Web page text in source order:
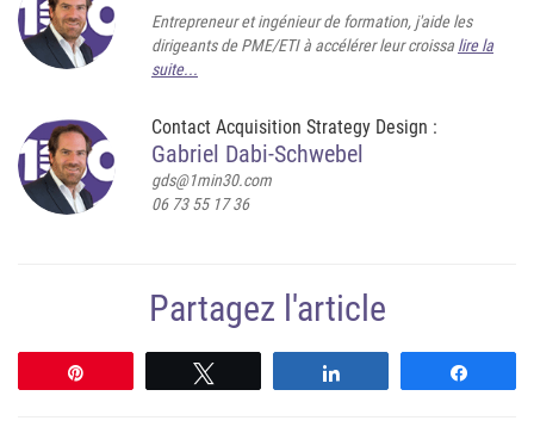
Entrepreneur et ingénieur de formation, j'aide les
dirigeants de PME/ETI à accélérer leur croissa lire la
suite...
Contact Acquisition Strategy Design :
Gabriel Dabi-Schwebel
gds@1min30.com
06 73 55 17 36
Partagez l'article